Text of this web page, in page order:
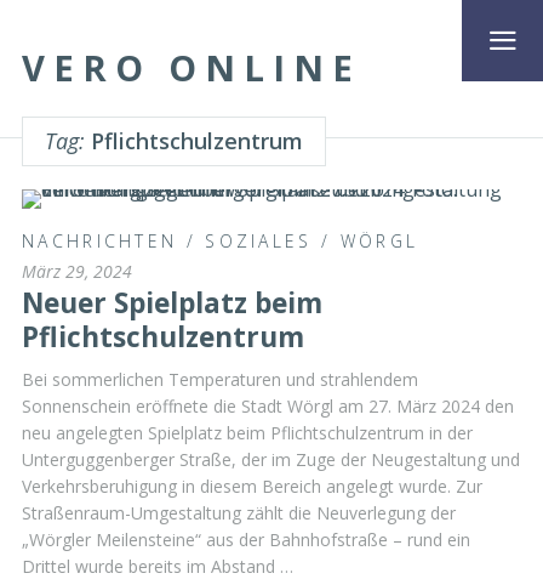
VERO ONLINE
Tag: Pflichtschulzentrum
NACHRICHTEN / SOZIALES / WÖRGL
März 29, 2024
Neuer Spielplatz beim
Pflichtschulzentrum
Bei sommerlichen Temperaturen und strahlendem
Sonnenschein eröffnete die Stadt Wörgl am 27. März 2024 den
neu angelegten Spielplatz beim Pflichtschulzentrum in der
Unterguggenberger Straße, der im Zuge der Neugestaltung und
Verkehrsberuhigung in diesem Bereich angelegt wurde. Zur
Straßenraum-Umgestaltung zählt die Neuverlegung der
„Wörgler Meilensteine“ aus der Bahnhofstraße – rund ein
Drittel wurde bereits im Abstand …